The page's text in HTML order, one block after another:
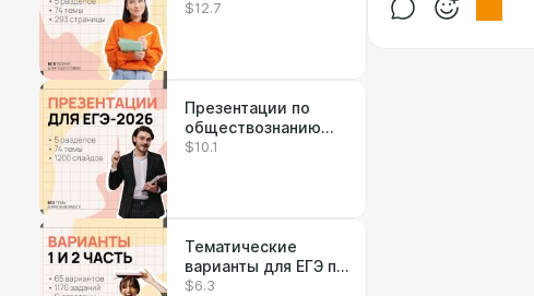
ЕГЭ-2026
$12.7
Презентации по
обществознанию
ЕГЭ-2026
$10.1
Тематические
варианты для ЕГЭ по
обществознанию
$6.3